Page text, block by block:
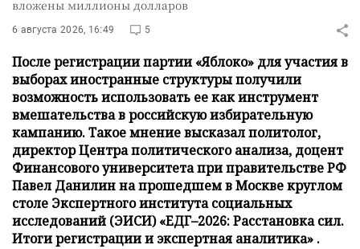
вложены миллионы долларов
6 августа 2026, 16:49 5
После регистрации партии «Яблоко» для участия в
выборах иностранные структуры получили
возможность использовать ее как инструмент
вмешательства в российскую избирательную
кампанию. Такое мнение высказал политолог,
директор Центра политического анализа, доцент
Финансового университета при правительстве РФ
Павел Данилин на прошедшем в Москве круглом
столе Экспертного института социальных
исследований (ЭИСИ) «ЕДГ–2026: Расстановка сил.
Итоги регистрации и экспертная аналитика» .